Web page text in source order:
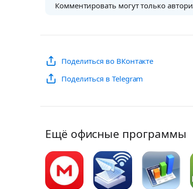
Комментировать могут только
Поделиться во ВКонтакте
Поделиться в Telegram
Ещё офисные программы